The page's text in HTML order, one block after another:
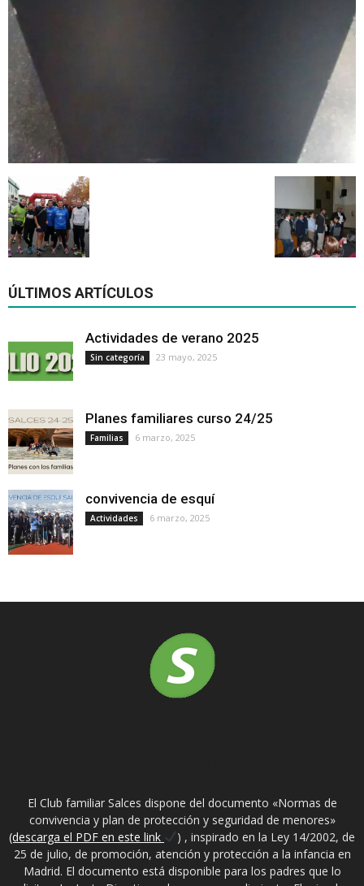
ÚLTIMOS ARTÍCULOS
Actividades de verano 2025
Sin categoría 23 mayo, 2025
Planes familiares curso 24/25
Familias 6 marzo, 2025
convivencia de esquí
Actividades 6 marzo, 2025
El Club familiar Salces dispone del documento «Normas de
convivencia y plan de protección y seguridad de menores»
(descarga el PDF en este link
) , inspirado en la Ley 14/2002, de
25 de julio, de promoción, atención y protección a la infancia en
Madrid. El documento está disponible para los padres que lo